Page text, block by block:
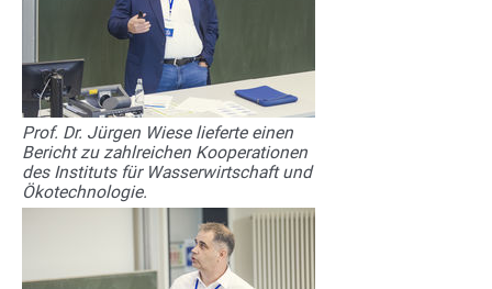
Prof. Dr. Jürgen Wiese lieferte einen
Bericht zu zahlreichen Kooperationen
des Instituts für Wasserwirtschaft und
Ökotechnologie.